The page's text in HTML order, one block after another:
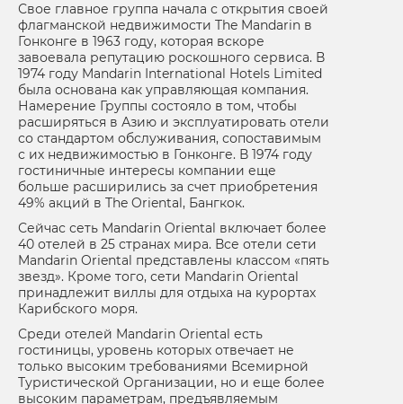
Свое главное группа начала с открытия своей
флагманской недвижимости The Mandarin в
Гонконге в 1963 году, которая вскоре
завоевала репутацию роскошного сервиса. В
1974 году Mandarin International Hotels Limited
была основана как управляющая компания.
Намерение Группы состояло в том, чтобы
расширяться в Азию и эксплуатировать отели
со стандартом обслуживания, сопоставимым
с их недвижимостью в Гонконге. В 1974 году
гостиничные интересы компании еще
больше расширились за счет приобретения
49% акций в The Oriental, Бангкок.
Сейчас сеть Mandarin Oriental включает более
40 отелей в 25 странах мира. Все отели сети
Mandarin Oriental представлены классом «пять
звезд». Кроме того, сети Mandarin Oriental
принадлежит виллы для отдыха на курортах
Карибского моря.
Среди отелей Mandarin Oriental есть
гостиницы, уровень которых отвечает не
только высоким требованиями Всемирной
Туристической Организации, но и еще более
высоким параметрам, предъявляемым